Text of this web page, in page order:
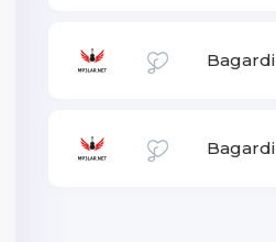
Bagardi
Bagardi